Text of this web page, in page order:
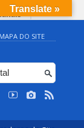
MAPA DO SITE
Translate »